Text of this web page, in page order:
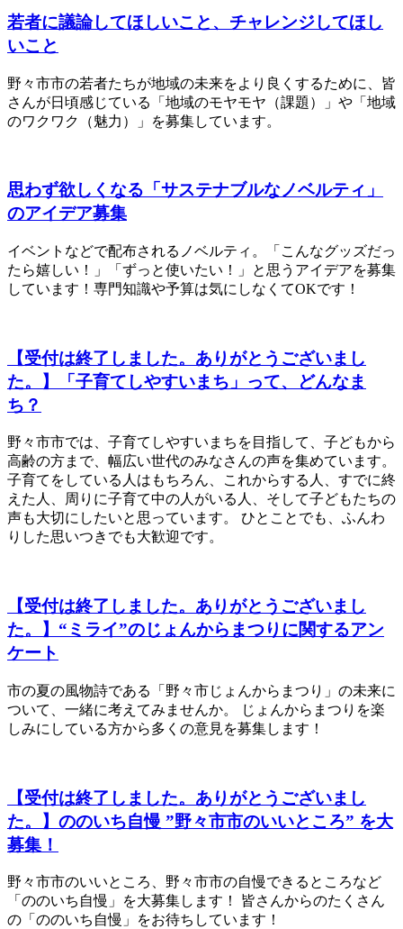
若者に議論してほしいこと、チャレンジしてほし
いこと
野々市市の若者たちが地域の未来をより良くするために、皆
さんが日頃感じている「地域のモヤモヤ（課題）」や「地域
のワクワク（魅力）」を募集しています。
思わず欲しくなる「サステナブルなノベルティ」
のアイデア募集
イベントなどで配布されるノベルティ。「こんなグッズだっ
たら嬉しい！」「ずっと使いたい！」と思うアイデアを募集
しています！専門知識や予算は気にしなくてOKです！
【受付は終了しました。ありがとうございまし
た。】「子育てしやすいまち」って、どんなま
ち？
野々市市では、子育てしやすいまちを目指して、子どもから
高齢の方まで、幅広い世代のみなさんの声を集めています。
子育てをしている人はもちろん、これからする人、すでに終
えた人、周りに子育て中の人がいる人、そして子どもたちの
声も大切にしたいと思っています。 ひとことでも、ふんわ
りした思いつきでも大歓迎です。
【受付は終了しました。ありがとうございまし
た。】“ミライ”のじょんからまつりに関するアン
ケート
市の夏の風物詩である「野々市じょんからまつり」の未来に
ついて、一緒に考えてみませんか。 じょんからまつりを楽
しみにしている方から多くの意見を募集します！
【受付は終了しました。ありがとうございまし
た。】ののいち自慢 ”野々市市のいいところ” を大
募集！
野々市市のいいところ、野々市市の自慢できるところなど
「ののいち自慢」を大募集します！ 皆さんからのたくさん
の「ののいち自慢」をお待ちしています！